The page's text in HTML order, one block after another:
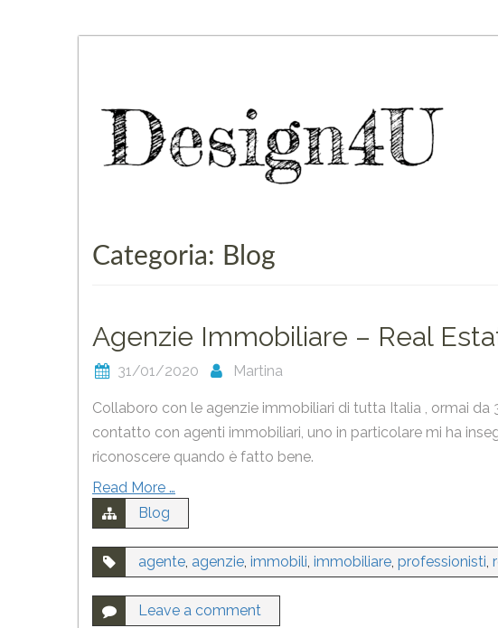
Categoria: Blog
Agenzie Immobiliare – Real
31/01/2020 Martina
Collaboro con le agenzie immobiliari di tutta Italia , ormai
contatto con agenti immobiliari, uno in particolare mi ha
riconoscere quando è fatto bene.
Read More …
Blog
agente, agenzie, immobili, immobiliare, professionisti,
Leave a comment